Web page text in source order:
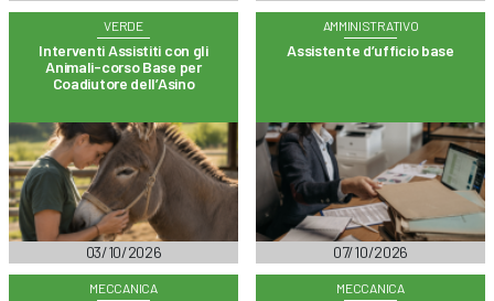
VERDE
Interventi Assistiti con gli
Animali-corso Base per
Coadiutore dell’Asino
03/10/2026
AMMINISTRATIVO
Assistente d’ufficio base
07/10/2026
MECCANICA MECCANICA